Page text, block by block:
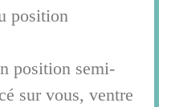
position
position semi-
sur vous, ventre